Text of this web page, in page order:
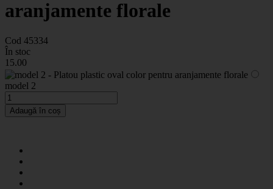
aranjamente florale
Cod 45334
În stoc
15.00
model 2
Adaugă în coș